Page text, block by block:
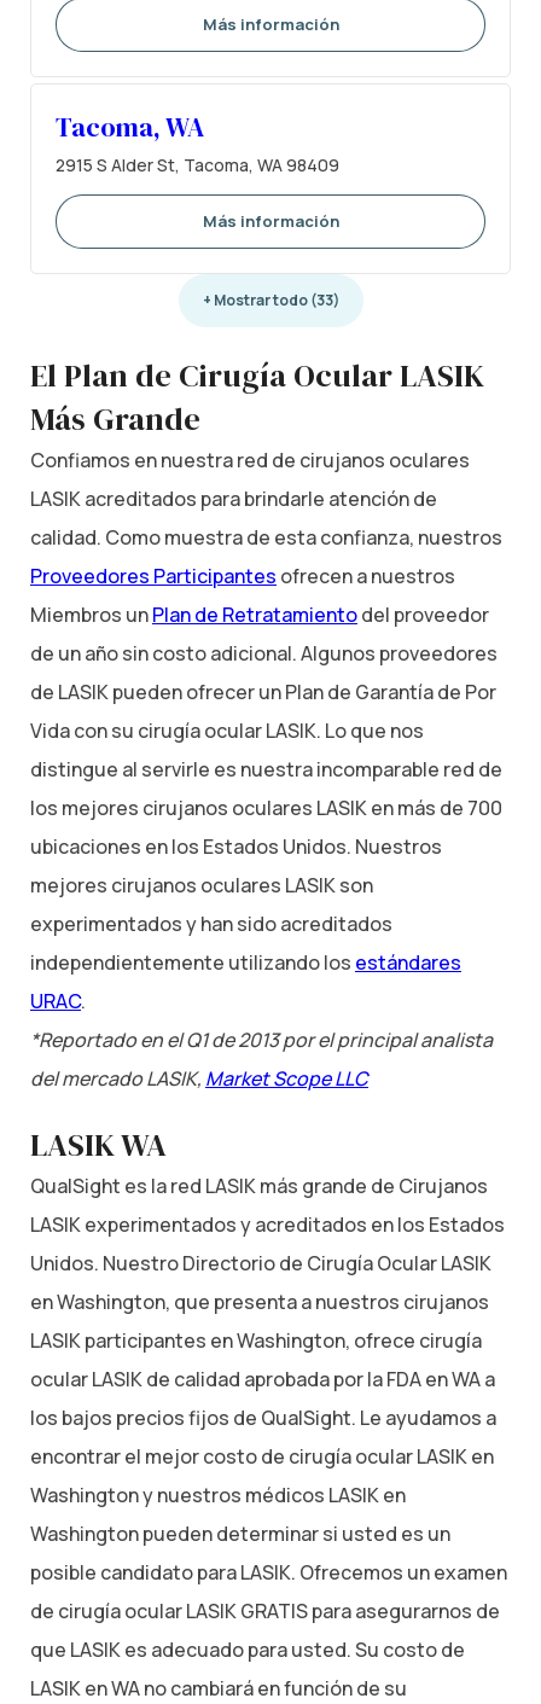
Más información
Tacoma, WA
2915 S Alder St, Tacoma, WA 98409
Más información
+ Mostrar todo (33)
El Plan de Cirugía Ocular LASIK
Más Grande
Confiamos en nuestra red de cirujanos oculares
LASIK acreditados para brindarle atención de
calidad. Como muestra de esta confianza, nuestros
Proveedores Participantes ofrecen a nuestros
Miembros unPlan de Retratamientodel proveedor
de un año sin costo adicional. Algunos proveedores
de LASIK pueden ofrecer un Plan de Garantía de Por
Vida con su cirugía ocular LASIK. Lo que nos
distingue al servirle es nuestra incomparable red de
los mejores cirujanos oculares LASIK en más de 700
ubicaciones en los Estados Unidos. Nuestros
mejores cirujanos oculares LASIK son
experimentados y han sido acreditados
independientemente utilizando los estándares
URAC.
*Reportado en el Q1 de 2013 por el principal analista
del mercado LASIK, Market Scope LLC
LASIK WA
QualSight es la red LASIK más grande de Cirujanos
LASIK experimentados y acreditados en los Estados
Unidos. Nuestro Directorio de Cirugía Ocular LASIK
en Washington, que presenta a nuestros cirujanos
LASIK participantes en Washington, ofrece cirugía
ocular LASIK de calidad aprobada por la FDA en WA a
los bajos precios fijos de QualSight. Le ayudamos a
encontrar el mejor costo de cirugía ocular LASIK en
Washington y nuestros médicos LASIK en
Washington pueden determinar si usted es un
posible candidato para LASIK. Ofrecemos un examen
de cirugía ocular LASIK GRATIS para asegurarnos de
que LASIK es adecuado para usted. Su costo de
LASIK en WA no cambiará en función de su